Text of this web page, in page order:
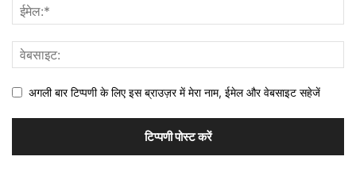
अगली बार टिप्पणी के लिए इस ब्राउज़र में मेरा नाम, ईमेल और वेबसाइट सहेजें